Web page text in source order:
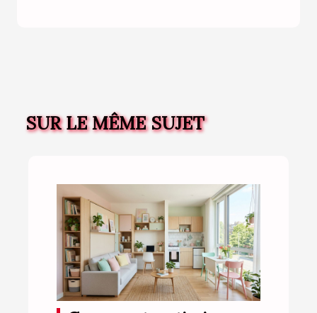
SUR LE MÊME SUJET